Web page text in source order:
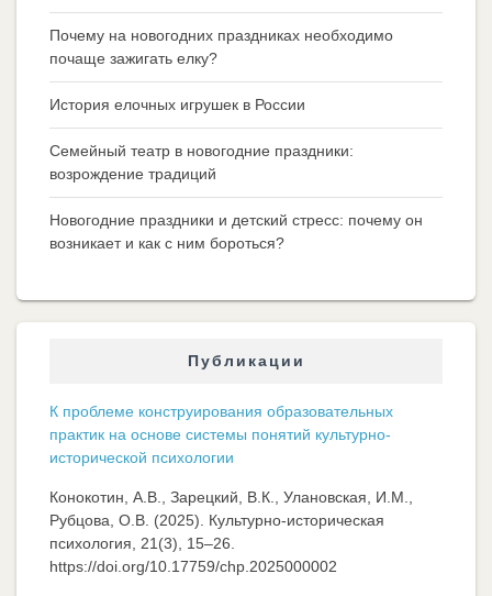
Почему на новогодних праздниках необходимо
почаще зажигать елку?
История елочных игрушек в России
Семейный театр в новогодние праздники:
возрождение традиций
Новогодние праздники и детский стресс: почему он
возникает и как с ним бороться?
Публикации
К проблеме конструирования образовательных
практик на основе системы понятий культурно-
исторической психологии
Конокотин, А.В., Зарецкий, В.К., Улановская, И.М.,
Рубцова, О.В. (2025). Культурно-историческая
психология, 21(3), 15–26.
https://doi.org/10.17759/chp.2025000002